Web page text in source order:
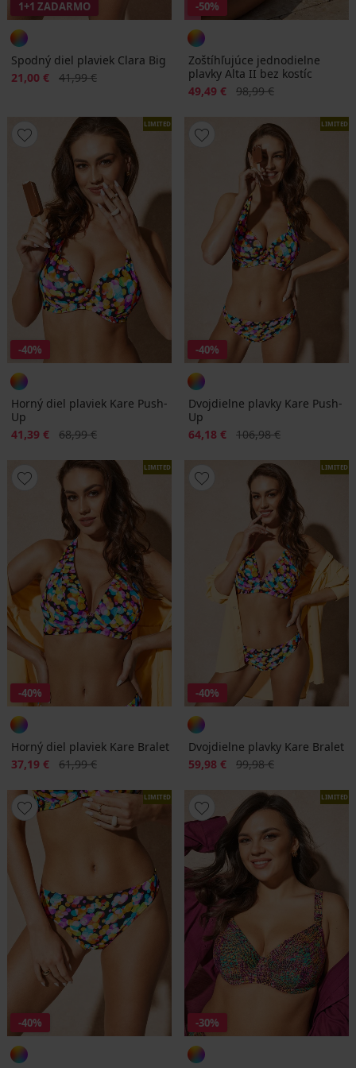
1+1 ZADARMO
Spodný diel plaviek Clara Big
Zľava
21,00 € Pôvodná cena
41,99 €
-50%
Zoštíhľujúce jednodielne
plavky Alta II bez kostíc
Zľava
49,49 € Pôvodná cena
98,99 €
LIMITED
-40%
Horný diel plaviek Kare Push-
Up
Zľava
41,39 € Pôvodná cena
68,99 €
LIMITED
-40%
Dvojdielne plavky Kare Push-
Up
Zľava
64,18 € Pôvodná cena
106,98 €
LIMITED
-40%
Horný diel plaviek Kare Bralet
Zľava
37,19 € Pôvodná cena
61,99 €
LIMITED
-40%
Dvojdielne plavky Kare Bralet
Zľava
59,98 € Pôvodná cena
99,98 €
LIMITED
-40%
LIMITED
-30%